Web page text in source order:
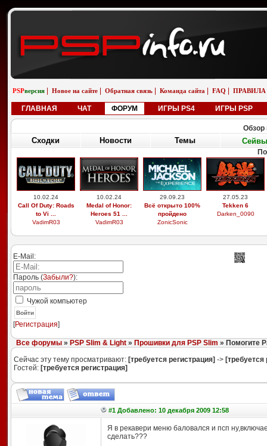
PSPверсия Новое на сайте Обратная связь Команда сайта FAQ ПРАВИЛА
ГЛАВНАЯ ЧАТ ФОРУМ ИГРЫ PS4 ИГРЫ PSP
Обзор
Сходки Новости Темы Сейвы
10.02.24
Call Of Duty: Roads
to Vi ...
VadimR03
10.02.24
Medal of Honor:
Heroes 51 ...
VadimR03
29.09.23
Всё открыто 100%
пройдено
ZonicSonic
27.05.23
Tekken 6
Darken_0090
E-Mail:
Пароль (Забыли?):
Чужой компьютер
Войти
[Регистрация]
Все форумы» PSP Slim & Light» Прошивки для PSP Slim » Помогите
Сейчас эту тему просматривают: [требуется регистрация] -> [требуется
Гостей: [требуется регистрация]
#1 Добавлено: 10 декабря 2009 12:58
Я в рекавери меню баловался и псп
сделать???